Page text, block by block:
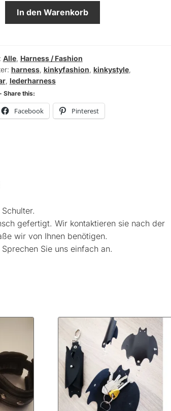
In den Warenkorb
Alle, Harness / Fashion
harness, kinkyfashion, kinkystyle,
, lederharness
Share this:
Facebook Pinterest
gefertigt. Wir kontaktieren sie nach der
wir von Ihnen benötigen.
Sie uns einfach an.